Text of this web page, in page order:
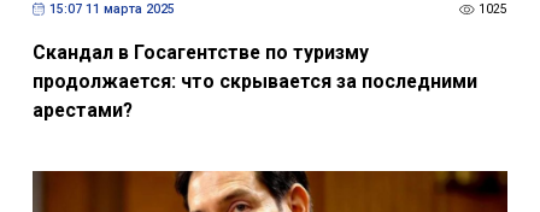
15:07 11 марта 2025 1025
Скандал в Госагентстве по туризму
продолжается: что скрывается за последними
арестами?